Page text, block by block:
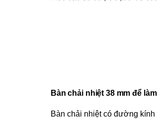
Bàn chải nhiệt 38 mm để
Bàn chải nhiệt có đường